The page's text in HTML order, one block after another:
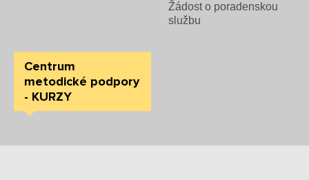
Žádost o poradenskou
službu
Centrum
metodické podpory
- KURZY